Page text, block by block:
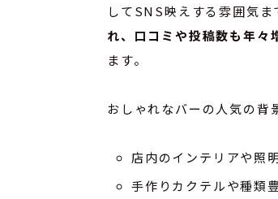
してSNS映えする雰囲気ま
れ、口コミや投稿数も年々
ます。
おしゃれなバーの人気の背
店内のインテリアや照
手作りカクテルや種類